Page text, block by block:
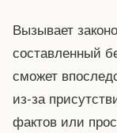
Вызывает
составленный
сможет
из-за
фактов или